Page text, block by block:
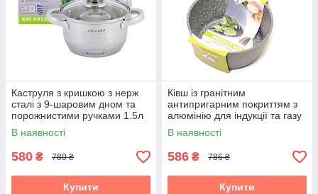
Каструля з кришкою з нерж
сталі з 9-шаровим дном та
порожнистими ручками 1.5л
для індукції та газу Kamille
KM-4910
В наявності
580 ₴ 780 ₴
Купити
Ківш із гранітним
антипригарним покриттям з
алюмінію для індукції та газу
(1.2 л) Kamille KM-4282GR
В наявності
586 ₴ 786 ₴
Купити